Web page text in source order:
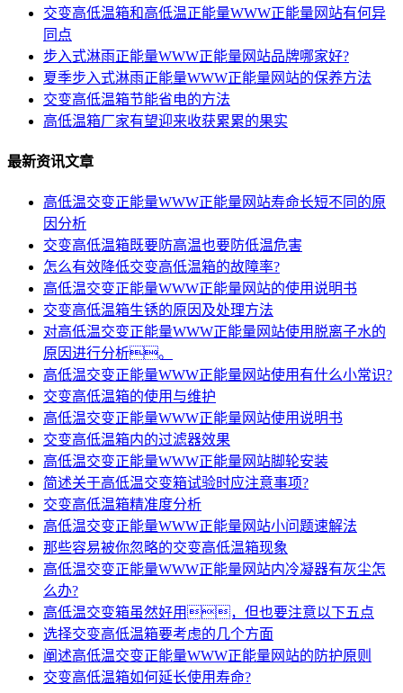
交变高低温箱和高低温正能量WWW正能量网站有何异
同点
步入式淋雨正能量WWW正能量网站品牌哪家好?
夏季步入式淋雨正能量WWW正能量网站的保养方法
交变高低温箱节能省电的方法
高低温箱厂家有望迎来收获累累的果实
最新资讯文章
高低温交变正能量WWW正能量网站寿命长短不同的原
因分析
交变高低温箱既要防高温也要防低温危害
怎么有效降低交变高低温箱的故障率?
高低温交变正能量WWW正能量网站的使用说明书
交变高低温箱生锈的原因及处理方法
对高低温交变正能量WWW正能量网站使用脱离子水的
原因进行分析。
高低温交变正能量WWW正能量网站使用有什么小常识?
交变高低温箱的使用与维护
高低温交变正能量WWW正能量网站使用说明书
交变高低温箱内的过滤器效果
高低温交变正能量WWW正能量网站脚轮安装
简述关于高低温交变箱试验时应注意事项?
交变高低温箱精准度分析
高低温交变正能量WWW正能量网站小问题速解法
那些容易被你忽略的交变高低温箱现象
高低温交变正能量WWW正能量网站内冷凝器有灰尘怎
么办?
高低温交变箱虽然好用，但也要注意以下五点
选择交变高低温箱要考虑的几个方面
阐述高低温交变正能量WWW正能量网站的防护原则
交变高低温箱如何延长使用寿命?